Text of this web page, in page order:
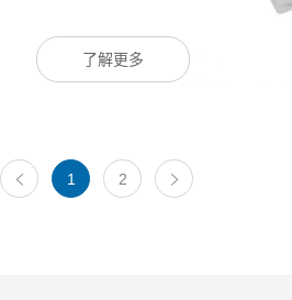
了解更多
1 2